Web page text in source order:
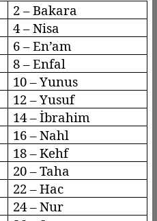
2 – Bakara
4 – Nisa
6 –En’am
8 –Enfal
10 – Yunus
12 – Yusuf
14 – İbrahim
16 –Nahl
18 –Kehf
20 – Taha
22 – Hac
24 – Nur